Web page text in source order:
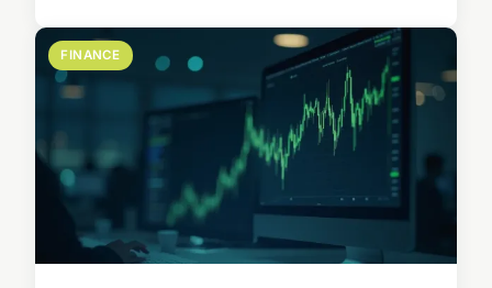
FINANCE